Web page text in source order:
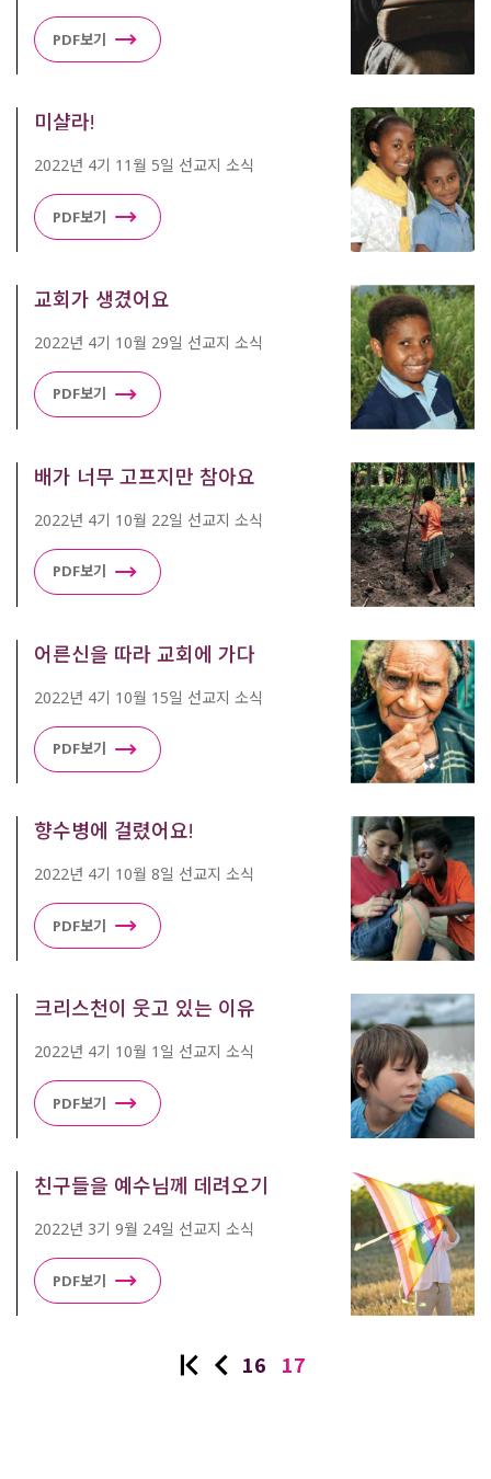
PDF보기
미샬라!
2022년 4기 11월 5일 선교지 소식
PDF보기
교회가 생겼어요
2022년 4기 10월 29일 선교지 소식
PDF보기
배가 너무 고프지만 참아요
2022년 4기 10월 22일 선교지 소식
PDF보기
어른신을 따라 교회에 가다
2022년 4기 10월 15일 선교지 소식
PDF보기
향수병에 걸렸어요!
2022년 4기 10월 8일 선교지 소식
PDF보기
크리스천이 웃고 있는 이유
2022년 4기 10월 1일 선교지 소식
PDF보기
친구들을 예수님께 데려오기
2022년 3기 9월 24일 선교지 소식
PDF보기
16 17